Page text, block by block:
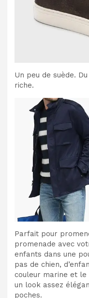
Un peu de suède.
riche.
Parfait pour
promenade avec
enfants dans une
pas de chien,
couleur marine et
un look assez
poches.